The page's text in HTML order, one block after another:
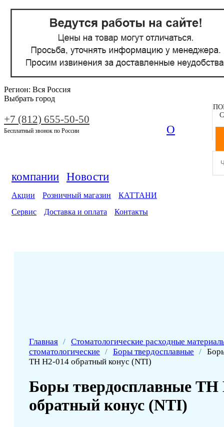
Регион: Вся Россия
Выбрать город
+7 (812) 655-50-50
Бесплатный звонок по России О
компании Новости
Акции Розничный магазин
КАТТАНИ
Сервис
Доставка и оплата Контакты
Главная / Стоматологические расходные
стоматологические / Боры твердосплавные /
ТН H2-014 обратный конус (NTI)
Боры твердосплавные ТН
обратный конус (NTI)